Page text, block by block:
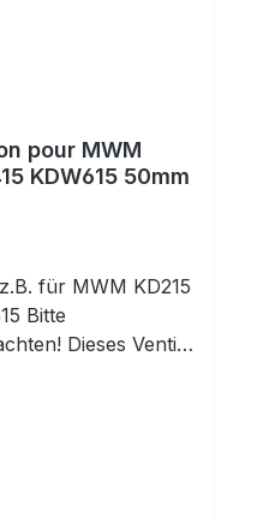
pour MWM
KDW615 50mm
für MWM KD215
Bitte
Dieses Ventil